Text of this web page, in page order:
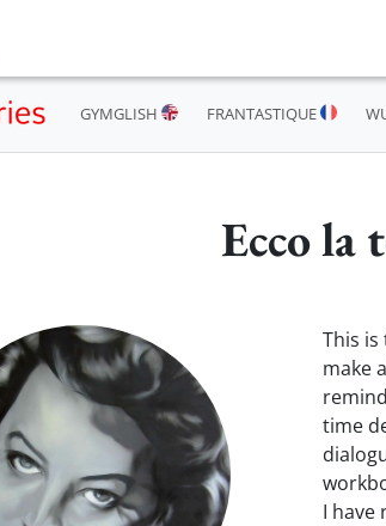
GYMGLISH FRANTASTIQUE
Ecco la
This
make
time
I have